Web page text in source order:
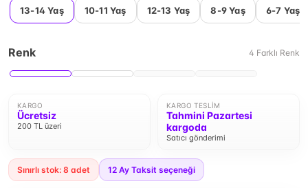
13-14 Yaş 10-11 Yaş 12-13 Yaş 8-9 Yaş 6-7 Yaş
Renk 4 Farklı Renk
KARGO
Ücretsiz
200 TL üzeri
KARGO TESLIM
Tahmini Pazartesi
kargoda
Satıcı gönderimi
Sınırlı stok: 8 adet 12 Ay Taksit seçeneği